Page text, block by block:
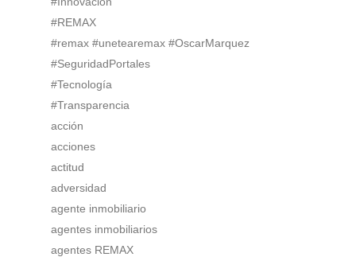
#REMAX
#remax #unetearemax #OscarMarquez
#SeguridadPortales
#Tecnología
#Transparencia
acción
acciones
actitud
adversidad
agente inmobiliario
agentes inmobiliarios
agentes REMAX